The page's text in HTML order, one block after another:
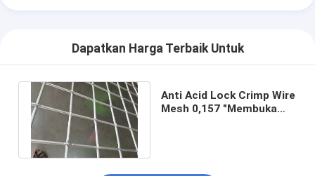
Dapatkan Harga Terbaik Untuk
Anti Acid Lock Crimp Wire
Mesh 0,157 "Membuka